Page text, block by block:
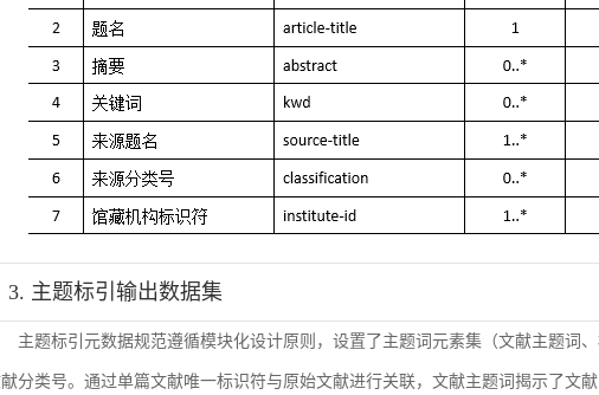
3. 主题标引输出数据集
主题标引元数据规范遵循模块化设计原则，设置了主题词元素集（文献主题词
分类号。通过单篇文献唯一标识符与原始文献进行关联，文献主题词揭示了文